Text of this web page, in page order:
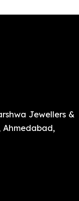
Jewellers &
Ahmedabad,